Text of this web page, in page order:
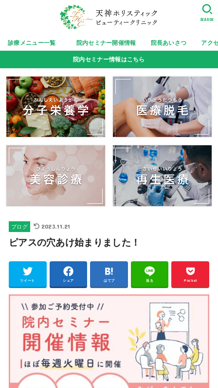
診療メニュー一覧 院内セミナー開催情報 院長あいさつ アク
SEARCH
院内セミナー情報はこちら
ブログ 2023.11.21
ピアスの穴あけ始まりました！
ツイート シェア はてブ 送る Pocket